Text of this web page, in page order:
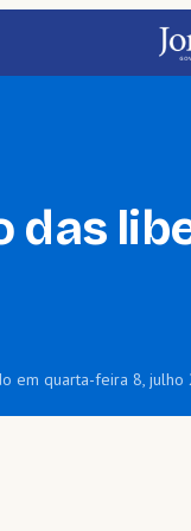
das
em quarta-feira 8,